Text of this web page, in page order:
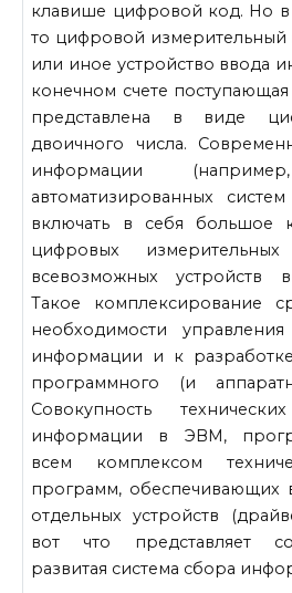
клавише цифровой код. Но в
то цифровой измерительный
или иное устройство ввода
конечном счете
представлена в виде
двоичного числа.
информации
автоматизированных
включать в себя большое
цифровых
всевозможных устройств
Такое комплексирование
необ­ходимости
информации и к
программного (и
Совокупность
информации в ЭВМ,
всем комплексом
программ, обеспечивающих
отдельных устройств
вот что представляет
развитая система сбора